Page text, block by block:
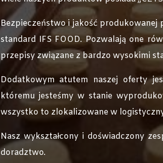
Bezpieczeństwo i jakość produkowanej
standard IFS FOOD. Pozwalają one
przepisy związane z bardzo wysokimi
Dodatkowym atutem naszej oferty
któremu jesteśmy w stanie
wszystko to zlokalizowane w
Nasz wykształcony i doświadczony
doradztwo.